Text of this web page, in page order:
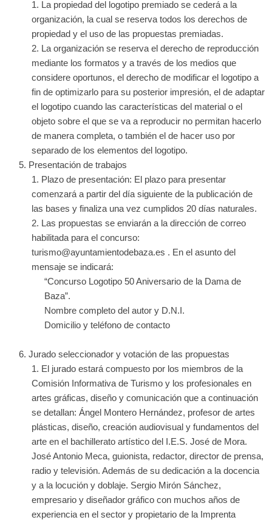
La propiedad del logotipo premiado se cederá a la
organización, la cual se reserva todos los derechos de
propiedad y el uso de las propuestas premiadas.
La organización se reserva el derecho de reproducción
mediante los formatos y a través de los medios que
considere oportunos, el derecho de modificar el logotipo a
fin de optimizarlo para su posterior impresión, el de adaptar
el logotipo cuando las características del material o el
objeto sobre el que se va a reproducir no permitan hacerlo
de manera completa, o también el de hacer uso por
separado de los elementos del logotipo.
Presentación de trabajos
Plazo de presentación: El plazo para presentar
comenzará a partir del día siguiente de la publicación de
las bases y finaliza una vez cumplidos 20 días naturales.
Las propuestas se enviarán a la dirección de correo
habilitada para el concurso:
turismo@ayuntamientodebaza.es . En el asunto del
mensaje se indicará:
“Concurso Logotipo 50 Aniversario de la Dama de
Baza”.
Nombre completo del autor y D.N.I.
Domicilio y teléfono de contacto
Jurado seleccionador y votación de las propuestas
El jurado estará compuesto por los miembros de la
Comisión Informativa de Turismo y los profesionales en
artes gráficas, diseño y comunicación que a continuación
se detallan: Ángel Montero Hernández, profesor de artes
plásticas, diseño, creación audiovisual y fundamentos del
arte en el bachillerato artístico del I.E.S. José de Mora.
José Antonio Meca, guionista, redactor, director de prensa,
radio y televisión. Además de su dedicación a la docencia
y a la locución y doblaje. Sergio Mirón Sánchez,
empresario y diseñador gráfico con muchos años de
experiencia en el sector y propietario de la Imprenta